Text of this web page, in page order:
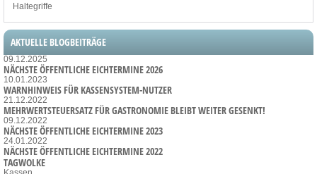
Haltegriffe
AKTUELLE BLOGBEITRÄGE
09.12.2025
NÄCHSTE ÖFFENTLICHE EICHTERMINE 2026
10.01.2023
WARNHINWEIS FÜR KASSENSYSTEM-NUTZER
21.12.2022
MEHRWERTSTEUERSATZ FÜR GASTRONOMIE BLEIBT WEITER GESENKT!
09.12.2022
NÄCHSTE ÖFFENTLICHE EICHTERMINE 2023
24.01.2022
NÄCHSTE ÖFFENTLICHE EICHTERMINE 2022
TAGWOLKE